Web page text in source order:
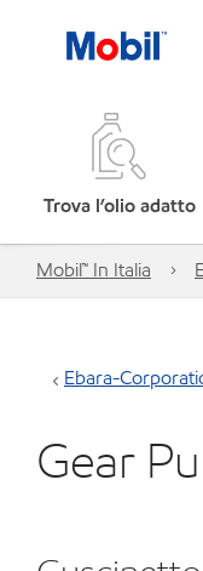
Trova l’olio adatto
Mobil™ In Italia
Ebara-
Gear